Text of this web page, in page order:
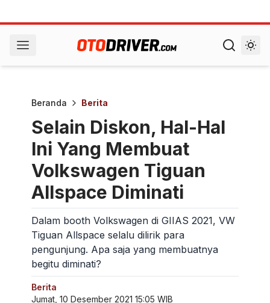
Beranda Berita
Selain Diskon, Hal-Hal
Ini Yang Membuat
Volkswagen Tiguan
Allspace Diminati
Dalam booth Volkswagen di GIIAS 2021, VW
Tiguan Allspace selalu dilirik para
pengunjung. Apa saja yang membuatnya
begitu diminati?
Berita
Jumat, 10 Desember 2021 15:05 WIB